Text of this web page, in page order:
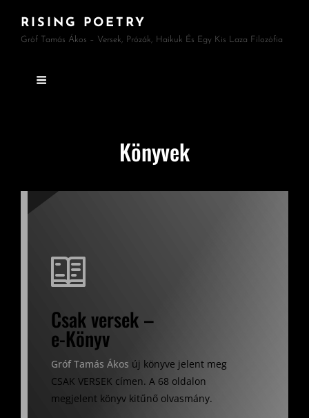
RISING POETRY
Gróf Tamás Ákos – Versek, Prózák, Haikuk És Egy Kis Laza Filozófia
Könyvek
Csak versek –
e-Könyv
Gróf Tamás Ákos új könyve jelent meg
CSAK VERSEK címen. A 68 oldalon
megjelent könyv kitűnő olvasmány.